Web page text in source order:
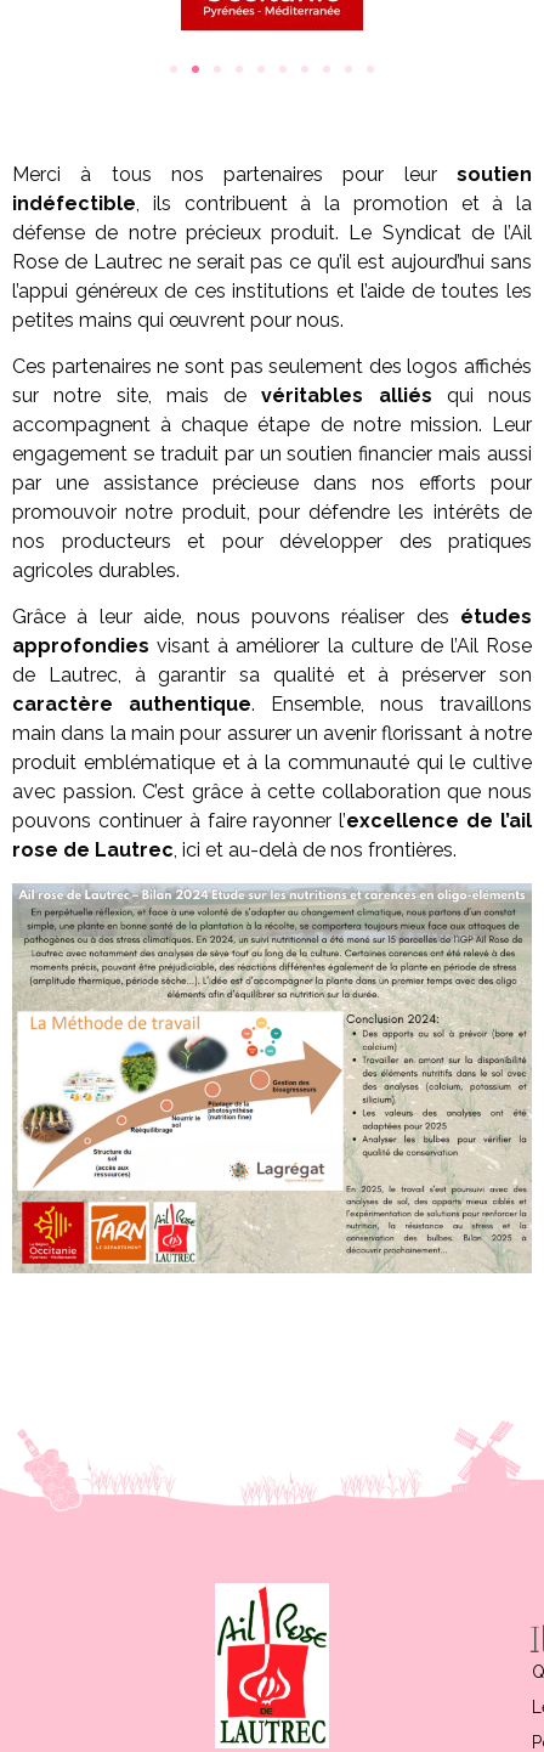
Merci à tous nos partenaires pour leur soutien
indéfectible , ils contribuent à la promotion et à la
défense de notre précieux produit. Le Syndicat de l’Ail
Rose de Lautrec ne serait pas ce qu’il est aujourd’hui sans
l’appui généreux de ces institutions et l’aide de toutes les
petites mains qui œuvrent pour nous.
Ces partenaires ne sont pas seulement des logos affichés
sur notre site, mais devéritables alliés qui nous
accompagnent à chaque étape de notre mission. Leur
engagement se traduit par un soutien financier mais aussi
par une assistance précieuse dans nos efforts pour
promouvoir notre produit, pour défendre les intérêts de
nos producteurs et pour développer des pratiques
agricoles durables.
Grâce à leur aide, nous pouvons réaliser des études
approfondies visant à améliorer la culture de l’Ail Rose
de Lautrec, à garantir sa qualité et à préserver son
caractère authentique. Ensemble, nous travaillons
main dans la main pour assurer un avenir florissant à notre
produit emblématique et à la communauté qui le cultive
avec passion. C’est grâce à cette collaboration que nous
pouvons continuer à faire rayonner l’excellence de l’ail
rose de Lautrec, ici et au-delà de nos frontières.